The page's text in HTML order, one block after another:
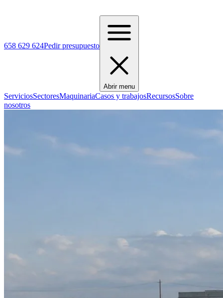
658 629 624Pedir presupuesto
Abrir menu
ServiciosSectoresMaquinariaCasos y trabajosRecursosSobre
nosotros